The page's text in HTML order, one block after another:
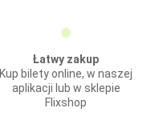
Łatwy zakup
Kup bilety online, w naszej
aplikacji lub w sklepie
Flixshop